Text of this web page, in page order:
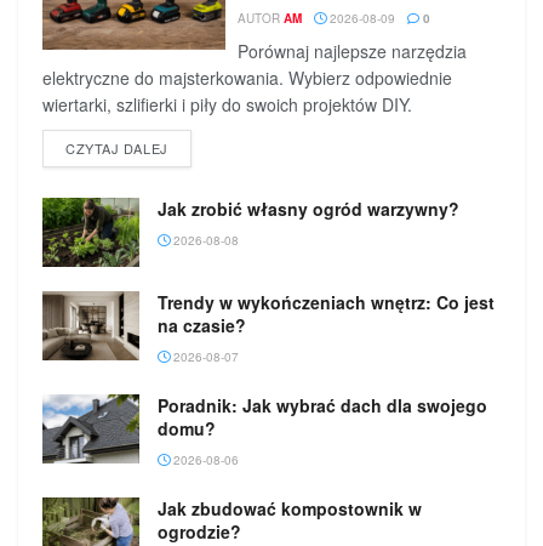
AUTOR AM 2026-08-09 0
Porównaj najlepsze narzędzia
elektryczne do majsterkowania. Wybierz odpowiednie
wiertarki, szlifierki i piły do swoich projektów DIY.
CZYTAJ DALEJ
Jak zrobić własny ogród warzywny?
2026-08-08
Trendy w wykończeniach wnętrz: Co jest
na czasie?
2026-08-07
Poradnik: Jak wybrać dach dla swojego
domu?
2026-08-06
Jak zbudować kompostownik w
ogrodzie?